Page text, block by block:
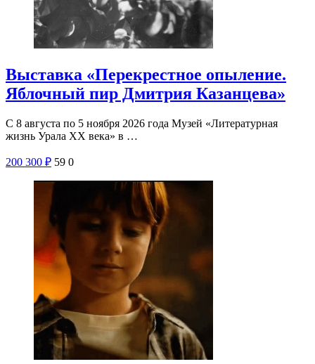
Выставка «Перекрестное опыление.
Яблочный пир Дмитрия Казанцева»
С 8 августа по 5 ноября 2026 года Музей «Литературная
жизнь Урала ХХ века» в …
200 300 ₽ 59 0